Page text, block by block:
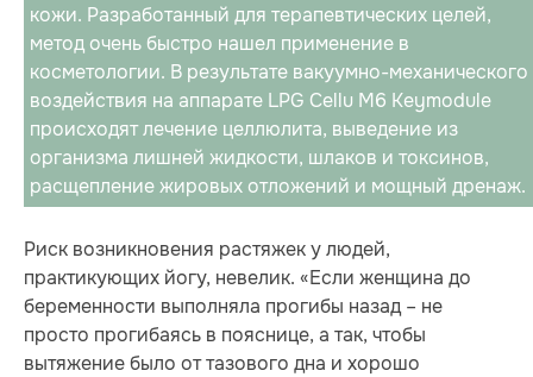
кожи. Разработанный для терапевтических целей,
метод очень быстро нашел применение в
косметологии. В результате вакуумно-механического
воздействия на аппарате LPG Cellu M6 Keymodule
происходят лечение целлюлита, выведение из
организма лишней жидкости, шлаков и токсинов,
расщепление жировых отложений и мощный дренаж.
Риск возникновения растяжек у людей,
практикующих йогу, невелик. «Если женщина до
беременности выполняла прогибы назад – не
просто прогибаясь в пояснице, а так, чтобы
вытяжение было от тазового дна и хорошо